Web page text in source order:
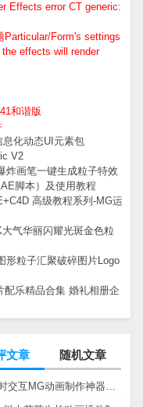
Effects error CT generic:
Particular/Form's settings
effects will render
和谐版
化动态UI元素包
V2
炸画笔一键生成粒子特效
脚本）及使用教程
高级教程系列-MG运
气华丽闪耀光斑金色粒
形粒子汇聚破碎图片Logo
乐精品合集 婚礼相册企
文章 随机文章